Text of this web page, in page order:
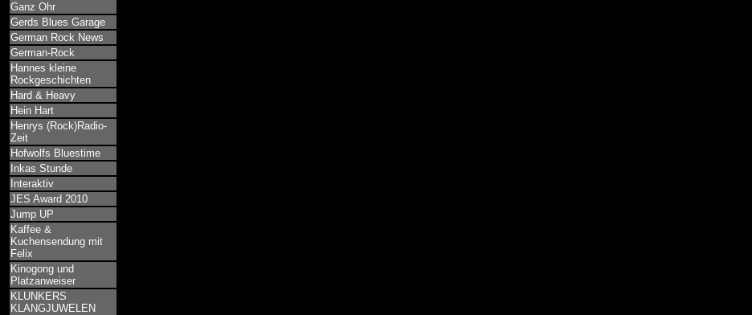
Ganz Ohr
Gerds Blues Garage
German Rock News
German-Rock
Hannes kleine
Rockgeschichten
Hard & Heavy
Hein Hart
Henrys (Rock)Radio-
Zeit
Hofwolfs Bluestime
Inkas Stunde
Interaktiv
JES Award 2010
Jump UP
Kaffee &
Kuchensendung mit
Felix
Kinogong und
Platzanweiser
KLUNKERS
KLANGJUWELEN